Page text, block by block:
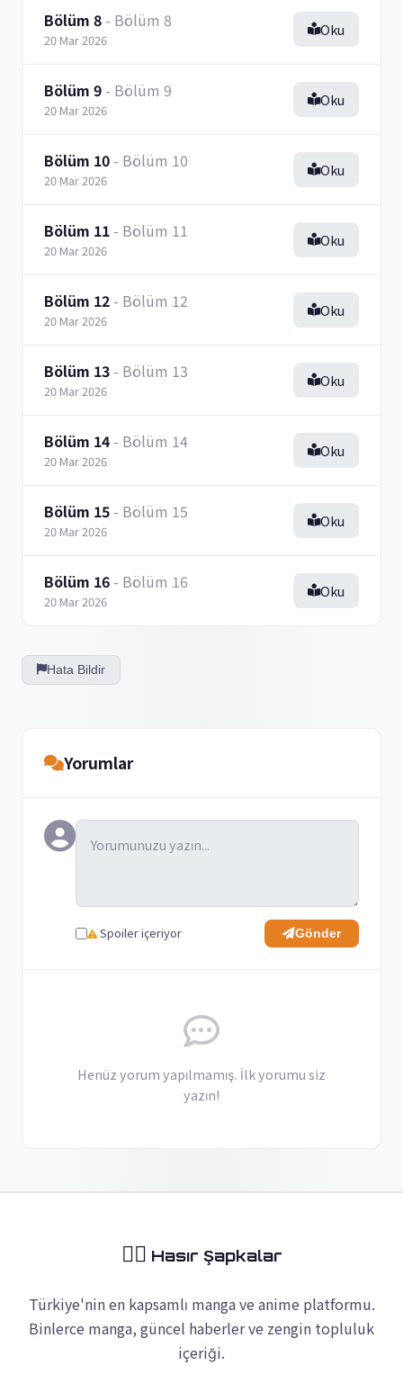
Bölüm 8 - Bölüm 8
20 Mar 2026
Oku
Bölüm 9 - Bölüm 9
20 Mar 2026
Oku
Bölüm 10 - Bölüm 10
20 Mar 2026
Oku
Bölüm 11 - Bölüm 11
20 Mar 2026
Oku
Bölüm 12 - Bölüm 12
20 Mar 2026
Oku
Bölüm 13 - Bölüm 13
20 Mar 2026
Oku
Bölüm 14 - Bölüm 14
20 Mar 2026
Oku
Bölüm 15 - Bölüm 15
20 Mar 2026
Oku
Bölüm 16 - Bölüm 16
20 Mar 2026
Oku
Hata Bildir
Yorumlar
Spoiler içeriyor Gönder
Henüz yorum yapılmamış. İlk yorumu siz
yazın!
🏴‍☠️ Hasır Şapkalar
Türkiye'nin en kapsamlı manga ve anime platformu.
Binlerce manga, güncel haberler ve zengin topluluk
içeriği.